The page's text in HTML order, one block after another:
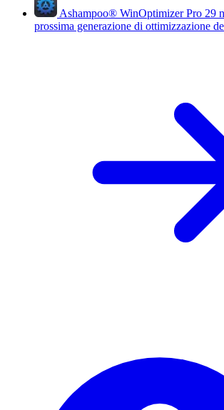
Ashampoo® WinOptimizer Pro 29
prossima generazione di ottimizzazione